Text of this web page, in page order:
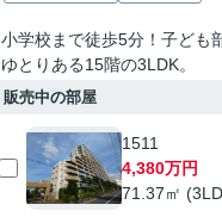
小学校まで徒歩5分！子ども
ゆとりある15階の3LDK。
販売中の部屋
1511
4,380万円
71.37㎡